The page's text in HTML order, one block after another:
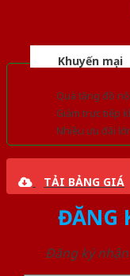
Khuyến mại
Quà tặng đồ
Giảm trực tiếp
Nhiều ưu đãi
TẢI BẢNG GIÁ
ĐĂNG
Đăng ký